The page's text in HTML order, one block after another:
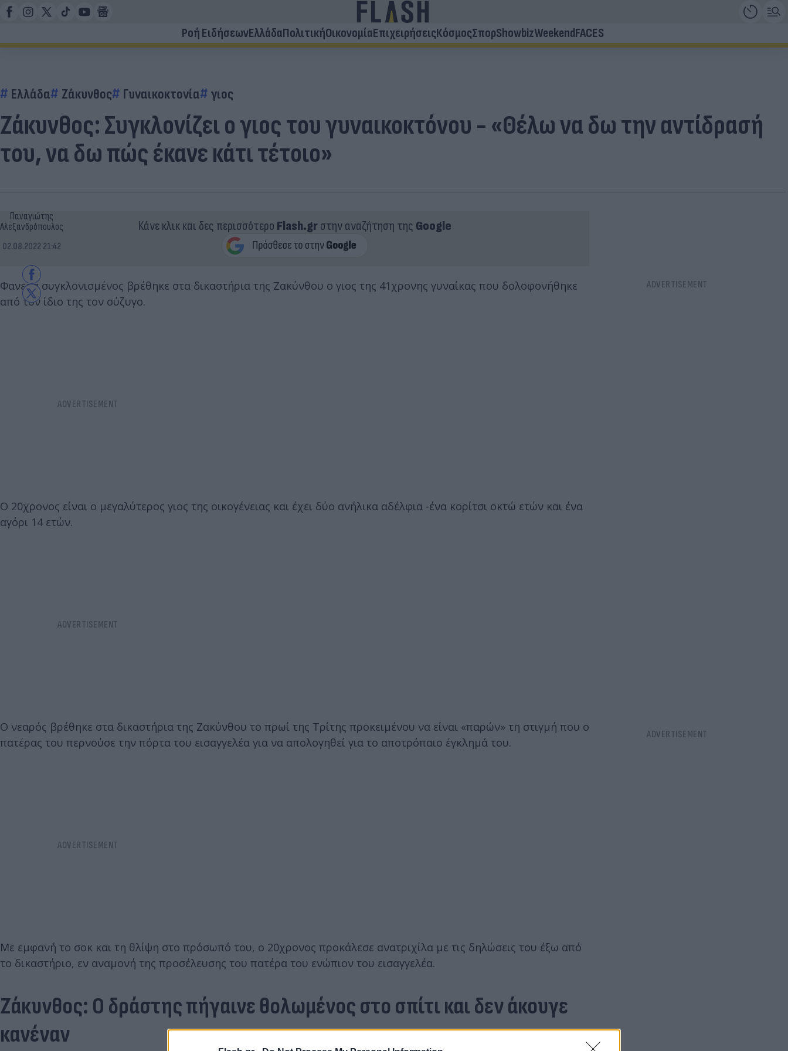
Ροή ΕιδήσεωνΕλλάδαΠολιτικήΟικονομίαΕπιχειρήσειςΚόσμοςΣπορShowbizWeekendFACES
Ελλάδα Ζάκυνθος Γυναικοκτονία γιος
Ζάκυνθος: Συγκλονίζει ο γιος του γυναικοκτόνου - «Θέλω να δω την αντίδρασή
του, να δω πώς έκανε κάτι τέτοιο»
Παναγιώτης
Αλεξανδρόπουλος
02.08.2022 21:42
Κάνε κλικ και δες περισσότερο Flash.grστην αναζήτηση της Google
Φανερά συγκλονισμένος βρέθηκε στα δικαστήρια της Ζακύνθου ο γιος της 41χρονης γυναίκας που δολοφονήθηκε
από τον ίδιο της τον σύζυγο.
Ο 20χρονος είναι ο μεγαλύτερος γιος της οικογένειας και έχει δύο ανήλικα αδέλφια -ένα κορίτσι οκτώ ετών και ένα
αγόρι 14 ετών.
Ο νεαρός βρέθηκε στα δικαστήρια της Ζακύνθου το πρωί της Τρίτης προκειμένου να είναι «παρών» τη στιγμή που ο
πατέρας του περνούσε την πόρτα του εισαγγελέα για να απολογηθεί για το αποτρόπαιο έγκλημά του.
Με εμφανή το σοκ και τη θλίψη στο πρόσωπό του, ο 20χρονος προκάλεσε ανατριχίλα με τις δηλώσεις του έξω από
το δικαστήριο, εν αναμονή της προσέλευσης του πατέρα του ενώπιον του εισαγγελέα.
Ζάκυνθος: Ο δράστης πήγαινε θολωμένος στο σπίτι και δεν άκουγε
κανέναν